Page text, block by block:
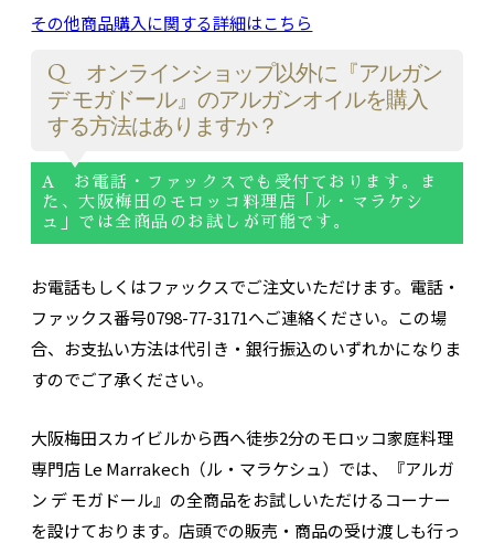
その他商品購入に関する詳細はこちら
Q オンラインショップ以外に『アルガン
デ モガドール』のアルガンオイルを購入
する方法はありますか？
A お電話・ファックスでも受付ております。ま
た、大阪梅田のモロッコ料理店「ル・マラケシ
ュ」では全商品のお試しが可能です。
お電話もしくはファックスでご注文いただけます。電話・
ファックス番号0798-77-3171へご連絡ください。この場
合、お支払い方法は代引き・銀行振込のいずれかになりま
すのでご了承ください。
大阪梅田スカイビルから西へ徒歩2分のモロッコ家庭料理
専門店 Le Marrakech（ル・マラケシュ）では、『アルガ
ン デ モガドール』の全商品をお試しいただけるコーナー
を設けております。店頭での販売・商品の受け渡しも行っ